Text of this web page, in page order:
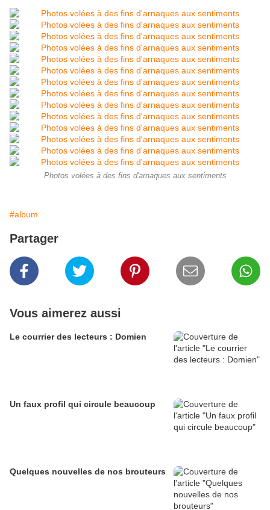
Photos volées à des fins d'arnaques aux sentiments
#album
Partager
Vous aimerez aussi
Le courrier des lecteurs : Domien
Un faux profil qui circule beaucoup
Quelques nouvelles de nos brouteurs